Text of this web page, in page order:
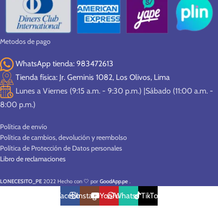
Metodos de pago
WhatsApp tienda: 983472613
Tienda física: Jr. Geminis 1082, Los Olivos, Lima
Lunes a Viernes (9:15 a.m. - 9:30 p.m.) |Sábado (11:00 a.m. -
8:00 p.m.)
Política de envío
Política de cambios, devolución y reembolso
Política de Protección de Datos personales
Libro de reclamaciones
LONECESITO_PE 2022 Hecho con 🤍 por GoodApp.pe .
FacebookInstagramYouTubeWhatsAppTikTok